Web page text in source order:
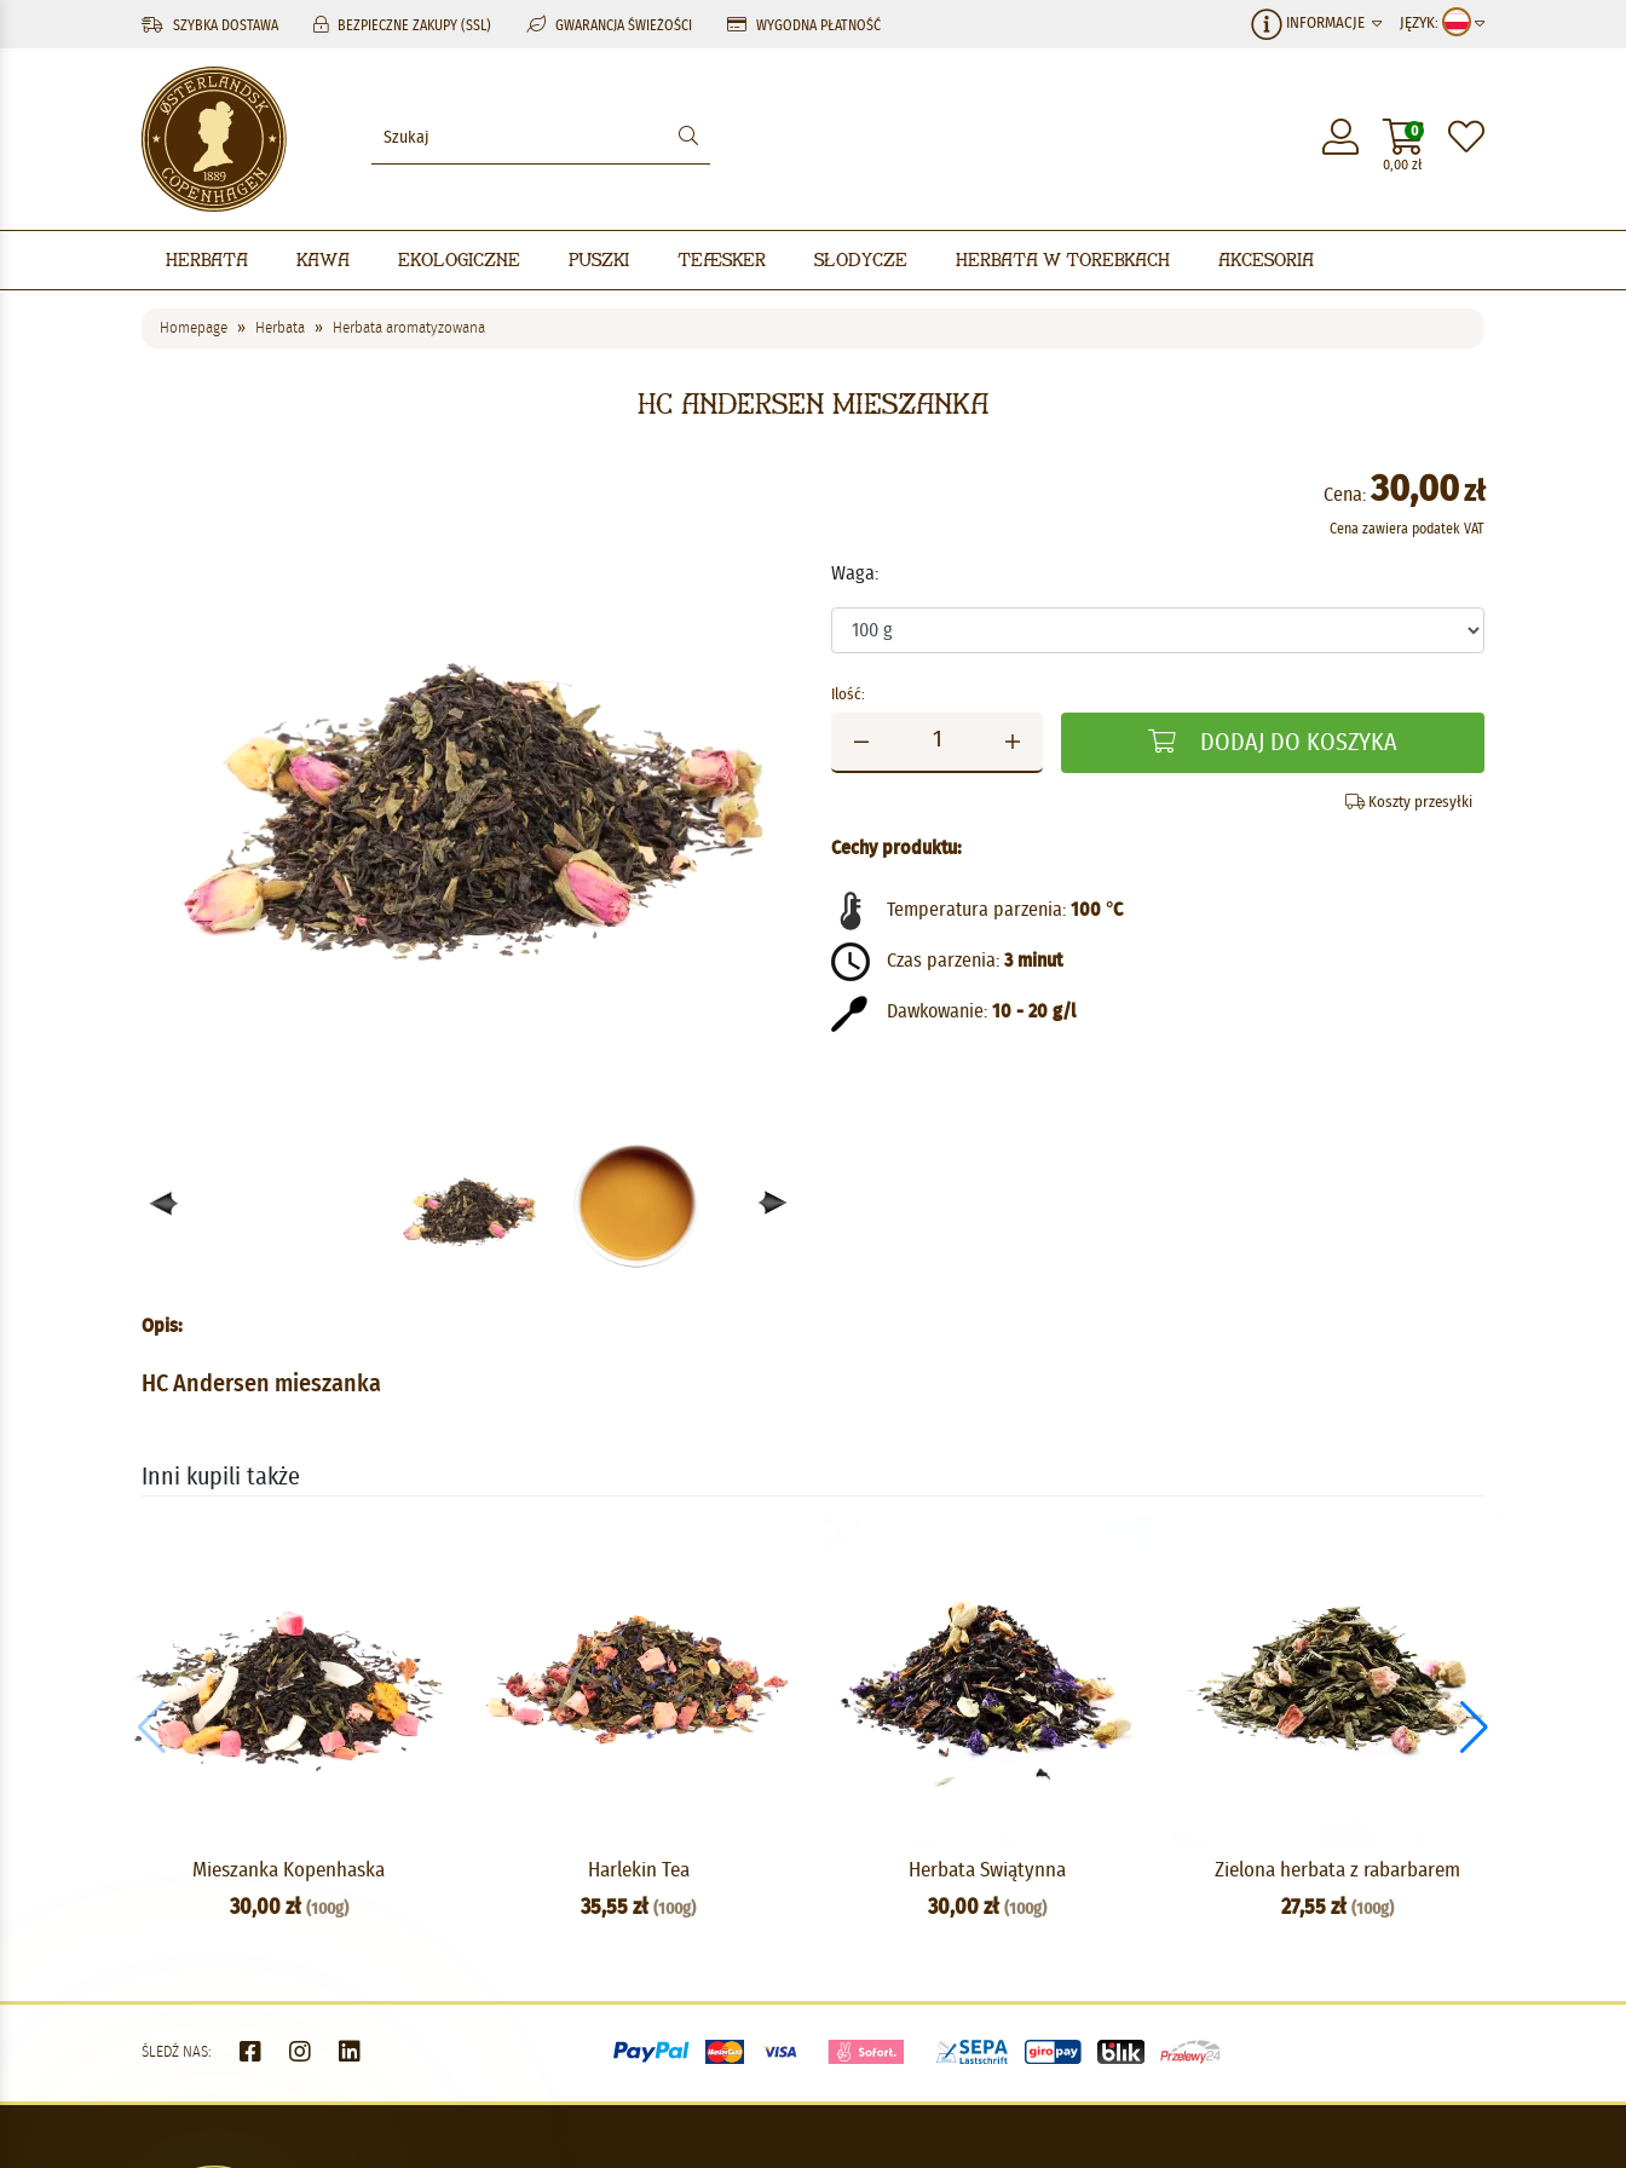
SZYBKA DOSTAWA BEZPIECZNE ZAKUPY (SSL) GWARANCJA ŚWIEŻOŚCI WYGODNA PŁATNOŚĆ JĘZYK:
INFORMACJE
0,00 zł
0
Herbata Kawa Ekologiczne Puszki Teæsker Słodycze Herbata w torebkach Akcesoria
Homepage Herbata Herbata aromatyzowana
HC Andersen mieszanka
Cena: 30,00zł
Cena zawiera podatek VAT
Waga:
Ilość:
DODAJ DO KOSZYKA
Koszty przesyłki
Cechy produktu:
Temperatura parzenia: 100 °C
Czas parzenia: 3 minut
Dawkowanie: 10 - 20 g/l
Opis:
HC Andersen mieszanka
Inni kupili także
Mieszanka Kopenhaska
30,00 zł (100g)
Harlekin Tea
35,55 zł(100g)
Herbata Swiątynna
30,00 zł(100g)
Zielona herbata z rabarbarem
27,55 zł (100g)
ŚLEDŹ NAS: